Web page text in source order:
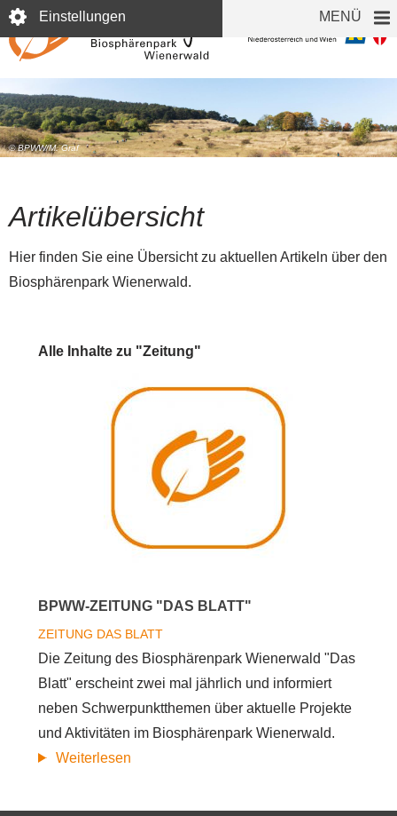
Direkt
zum
Inhalt
Einstellungen MENÜ
© BPWW/M. Graf
Artikelübersicht
Hier finden Sie eine Übersicht zu aktuellen Artikeln über den
Biosphärenpark Wienerwald.
Alle Inhalte zu "Zeitung"
BPWW-ZEITUNG "DAS BLATT"
ZEITUNG DAS BLATT
Die Zeitung des Biosphärenpark Wienerwald "Das
Blatt" erscheint zwei mal jährlich und informiert
neben Schwerpunktthemen über aktuelle Projekte
und Aktivitäten im Biosphärenpark Wienerwald.
Weiterlesen
Zeitung